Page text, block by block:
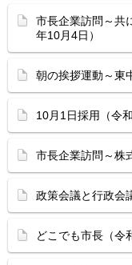
市長企業訪問～共
年10月4日）
朝の挨拶運動～東
10月1日採用（令
市長企業訪問～株
政策会議と行政会
どこでも市長（令